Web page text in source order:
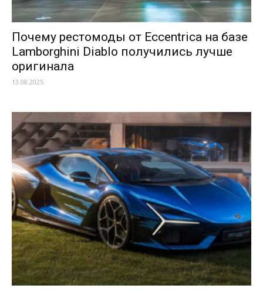
Почему рестомоды от Eccentrica на базе
Lamborghini Diablo получились лучше
оригинала
13.08.2025